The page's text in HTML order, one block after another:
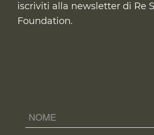
iscriviti alla newsletter di Re
Foundation.